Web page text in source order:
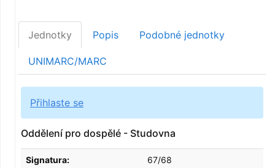
Jednotky Popis Podobné jednotky
UNIMARC/MARC
Přihlaste se
Oddělení pro dospělé - Studovna
Signatura: 67/68